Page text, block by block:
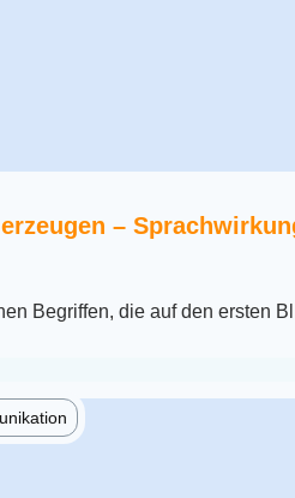
–
Begriffen, die auf den ersten